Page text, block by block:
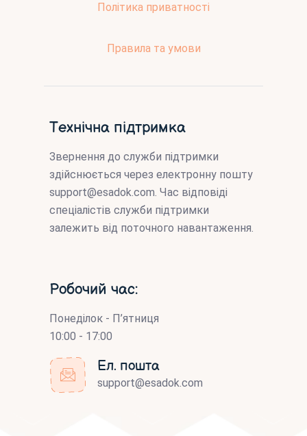
Політика приватності
Правила та умови
Технічна підтримка
Звернення до служби підтримки
здійснюється через електронну пошту
support@esadok.com. Час відповіді
спеціалістів служби підтримки
залежить від поточного навантаження.
Робочий час:
Понеділок - П’ятниця
10:00 - 17:00
Ел. пошта
support@esadok.com